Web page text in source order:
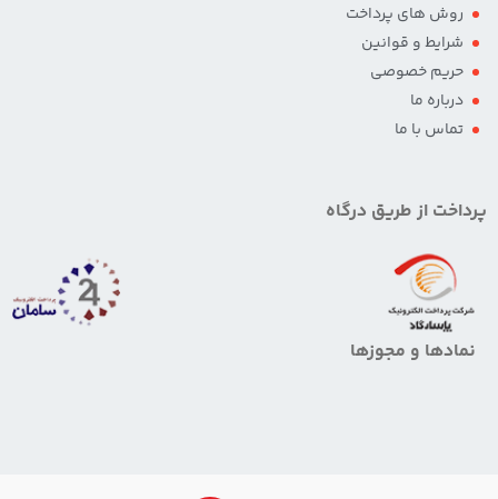
روش های پرداخت
شرایط و قوانین
حریم خصوصی
درباره ما
تماس با ما
پرداخت از طریق درگاه
نمادها و مجوزها